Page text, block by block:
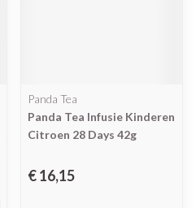
Panda Tea
Panda Tea Infusie Kinderen
Citroen 28 Days 42g
€ 16,15